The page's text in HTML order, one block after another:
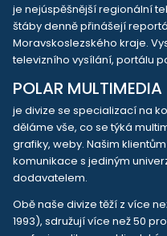
je nejúspěšnější regionální
štáby denně přinášejí
Moravskoslezského kraje.
televizního vysílání, portálu
POLAR MULTIMEDIA
je divize se specializací na
děláme vše, co se týká
grafiky, weby. Našim
komunikace s jediným
dodavatelem.
Obě naše divize těží z více
1993), sdružují více než 50